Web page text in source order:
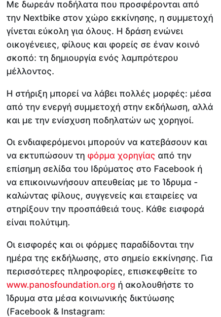
Με δωρεάν ποδήλατα που προσφέρονται από
την Nextbike στον χώρο εκκίνησης, η συμμετοχή
γίνεται εύκολη για όλους. Η δράση ενώνει
οικογένειες, φίλους και φορείς σε έναν κοινό
σκοπό: τη δημιουργία ενός λαμπρότερου
μέλλοντος.
Η στήριξη μπορεί να λάβει πολλές μορφές: μέσα
από την ενεργή συμμετοχή στην εκδήλωση, αλλά
και με την ενίσχυση ποδηλατών ως χορηγοί.
Οι ενδιαφερόμενοι μπορούν να κατεβάσουν και
να εκτυπώσουν τη φόρμα χορηγίας από την
επίσημη σελίδα του Ιδρύματος στο Facebook ή
να επικοινωνήσουν απευθείας με το Ίδρυμα -
καλώντας φίλους, συγγενείς και εταιρείες να
στηρίξουν την προσπάθειά τους. Κάθε εισφορά
είναι πολύτιμη.
Οι εισφορές και οι φόρμες παραδίδονται την
ημέρα της εκδήλωσης, στο σημείο εκκίνησης. Για
περισσότερες πληροφορίες, επισκεφθείτε το
www.panosfoundation.org ή ακολουθήστε το
Ίδρυμα στα μέσα κοινωνικής δικτύωσης
(Facebook & Instagram: